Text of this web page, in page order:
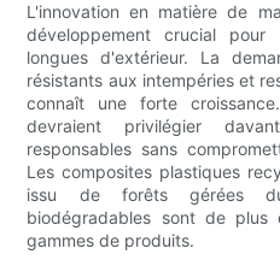
L'innovation en matière de
développement crucial pour
longues d'extérieur. La
résistants aux intempéries et
connaît une forte
devraient privilégier
responsables sans
Les composites plastiques
issu de forêts gérées
biodégradables sont de plus
gammes de produits.